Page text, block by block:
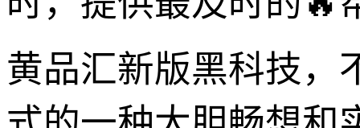
黄品汇新版黑科技，